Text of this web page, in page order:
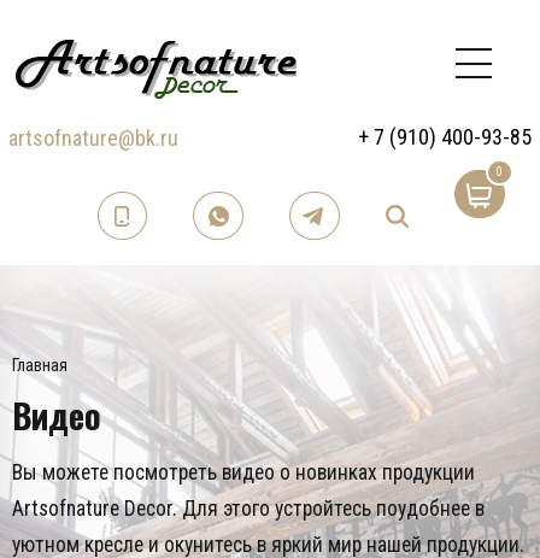
artsofnature@bk.ru + 7 (910) 400-93-85
0
Главная
Видео
Вы можете посмотреть видео о новинках продукции
Artsofnature Decor. Для этого устройтесь поудобнее в
уютном кресле и окунитесь в яркий мир нашей продукции.